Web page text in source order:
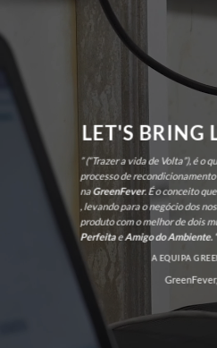
LET'S BRING
” (“Trazer a vida de Volta”), é o
processo de
naGreenFever. É o conceito
, levando para o negócio dos
produto com o melhor de dois
PerfeitaeAmigo do Ambiente. “
A EQUIPA